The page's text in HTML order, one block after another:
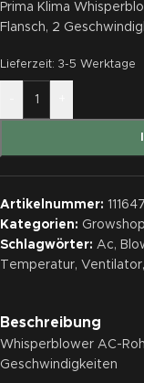
Prima Klima
Flansch, 2
Lieferzeit: 3-5 Werktage
Artikelnummer: 111647
Kategorien: Growshop
Schlagwörter: Ac,
Temperatur, Ventilator,
Beschreibung
Whisperblower AC-
Geschwindigkeiten